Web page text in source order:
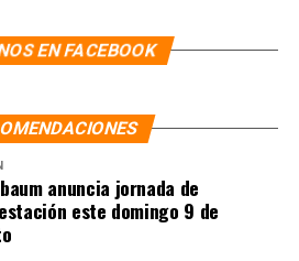
EN FACEBOOK
anuncia jornada de
este domingo 9 de